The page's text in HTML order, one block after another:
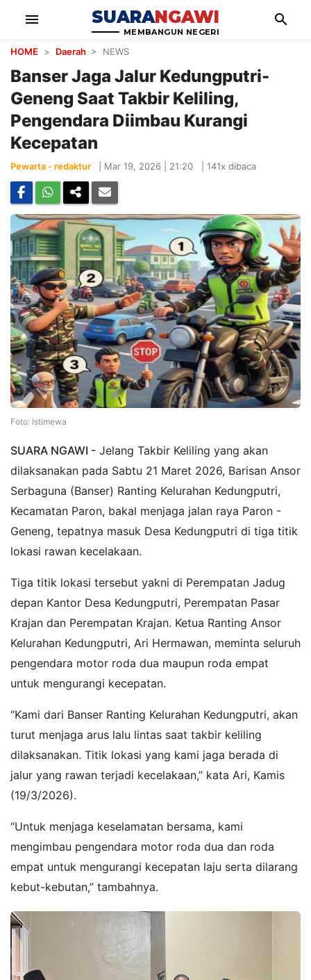
menu SUARANGAWI
MEMBANGUN NEGERI
search
HOME > Daerah > NEWS
Banser Jaga Jalur Kedungputri-
Geneng Saat Takbir Keliling,
Pengendara Diimbau Kurangi
Kecepatan
Pewarta - redaktur Mar 19, 2026 | 21:20 141x dibaca
Foto: Istimewa
SUARA NGAWI - Jelang Takbir Keliling yang akan
dilaksanakan pada Sabtu 21 Maret 2026, Barisan Ansor
Serbaguna (Banser) Ranting Kelurahan Kedungputri,
Kecamatan Paron, bakal menjaga jalan raya Paron -
Geneng, tepatnya masuk Desa Kedungputri di tiga titik
lokasi rawan kecelakaan.
Tiga titik lokasi tersebut yakni di Perempatan Jadug
depan Kantor Desa Kedungputri, Perempatan Pasar
Krajan dan Perempatan Krajan. Ketua Ranting Ansor
Kelurahan Kedungputri, Ari Hermawan, meminta seluruh
pengendara motor roda dua maupun roda empat
untuk mengurangi kecepatan.
“Kami dari Banser Ranting Kelurahan Kedungputri, akan
turut menjaga arus lalu lintas saat takbir keliling
dilaksanakan. Titik lokasi yang kami jaga berada di
jalur yang rawan terjadi kecelakaan,” kata Ari, Kamis
(19/3/2026).
“Untuk menjaga keselamatan bersama, kami
mengimbau pengendara motor roda dua dan roda
empat untuk mengurangi kecepatan laju serta dilarang
kebut-kebutan,” tambahnya.